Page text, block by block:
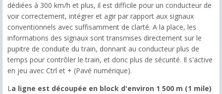
dédiées à 300 km/h et plus, il est difficile pour un conducteur de
voir correctement, intégrer et agir par rapport aux signaux
conventionnels avec suffisamment de clarté. A la place, les
informations des signaux sont transmises directement sur le
pupitre de conduite du train, donnant au conducteur plus de
temps pour contrôler le train, et donc plus de sécurité. Il s'active
en jeu avec Ctrl et + (Pavé numérique).
La ligne est découpée en block d'environ 1 500 m (1 mile)